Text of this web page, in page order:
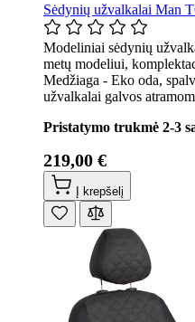
Sėdynių užvalkalai Man
Modeliniai sėdynių
metų modeliui,
Medžiaga - Eko oda,
užvalkalai galvos
Pristatymo trukmė 2-3
219,00 €
Į krepšelį